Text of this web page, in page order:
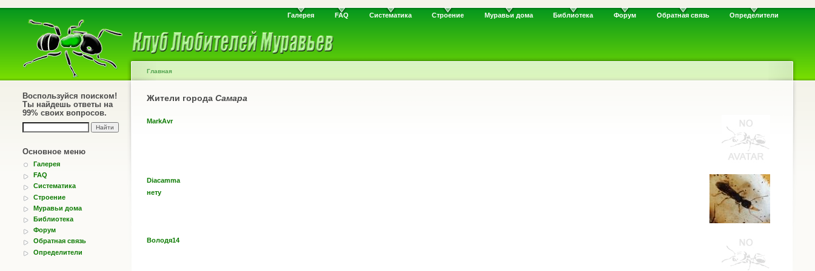
Галерея FAQ Систематика Строение Муравьи дома Библиотека Форум Обратная связь Определители
Воспользуйся поиском!
Ты найдешь ответы на
99% своих вопросов.
Основное меню
Галерея
FAQ
Систематика
Строение
Муравьи дома
Библиотека
Форум
Обратная связь
Определители
Главная
Жители города Самара
MarkAvr
Diacamma
нету
Володя14